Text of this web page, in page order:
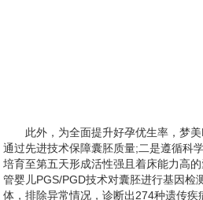
此外，为全面提升好孕优生率，梦
通过先进技术保障囊胚质量;二是遵循科
培育至第五天形成活性强且着床能力高
管婴儿PGS/PGD技术对囊胚进行基因检
体，排除异常情况，诊断出274种遗传